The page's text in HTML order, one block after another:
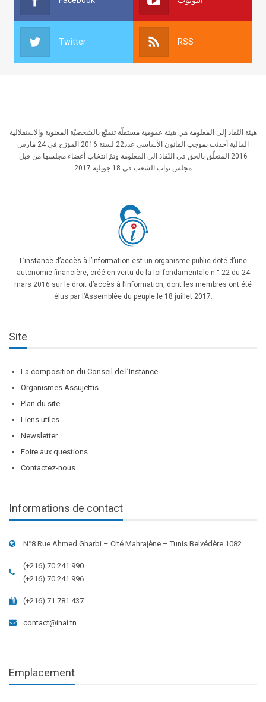
Twitter RSS
هيئة النّفاذ إلى المعلومة هي هيئة عمومية مستقلّة تتمتّع بالشخصيّة المعنوية والاستقلالية
المالية أحدثت بموجب القانون الأساسي عدد22 لسنة 2016 المؤرّخ في 24 مارس
2016 المتعلّق بالحق في النّفاذ الى المعلومة وتمّ انتخاب أعضاء مجلسها من قبل
مجلس نواب الشعب في 18 جويلية 2017
L’instance d’accès à l’information est un organisme public doté d’une
autonomie financière, créé en vertu de la loi fondamentale n ° 22 du 24
mars 2016 sur le droit d’accès à l’information, dont les membres ont été
élus par l’Assemblée du peuple le 18 juillet 2017.
Site
La composition du Conseil de l’Instance
Organismes Assujettis
Plan du site
Liens utiles
Newsletter
Foire aux questions
Contactez-nous
Informations de contact
N°8 Rue Ahmed Gharbi – Cité Mahrajène – Tunis Belvédère 1082
(+216) 70 241 990
(+216) 70 241 996
(+216) 71 781 437
contact@inai.tn
Emplacement